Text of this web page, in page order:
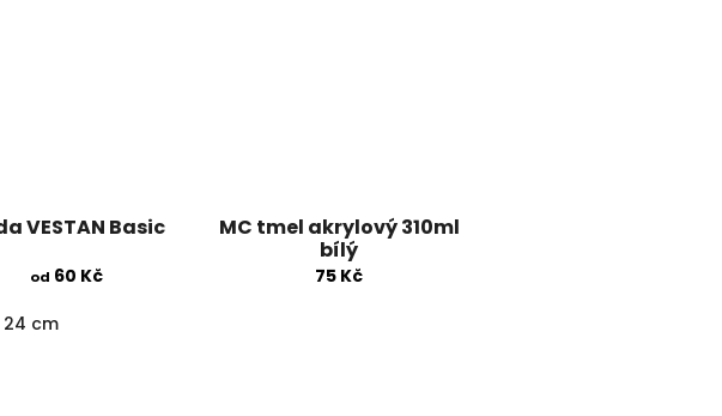
VESTAN Basic
od 60 Kč
24 cm
MC tmel akrylový 310ml
bílý
75 Kč